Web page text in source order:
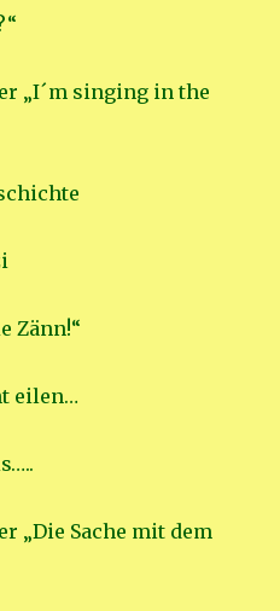
„I´m singing in the
Zänn!“
eilen…
„Die Sache mit dem